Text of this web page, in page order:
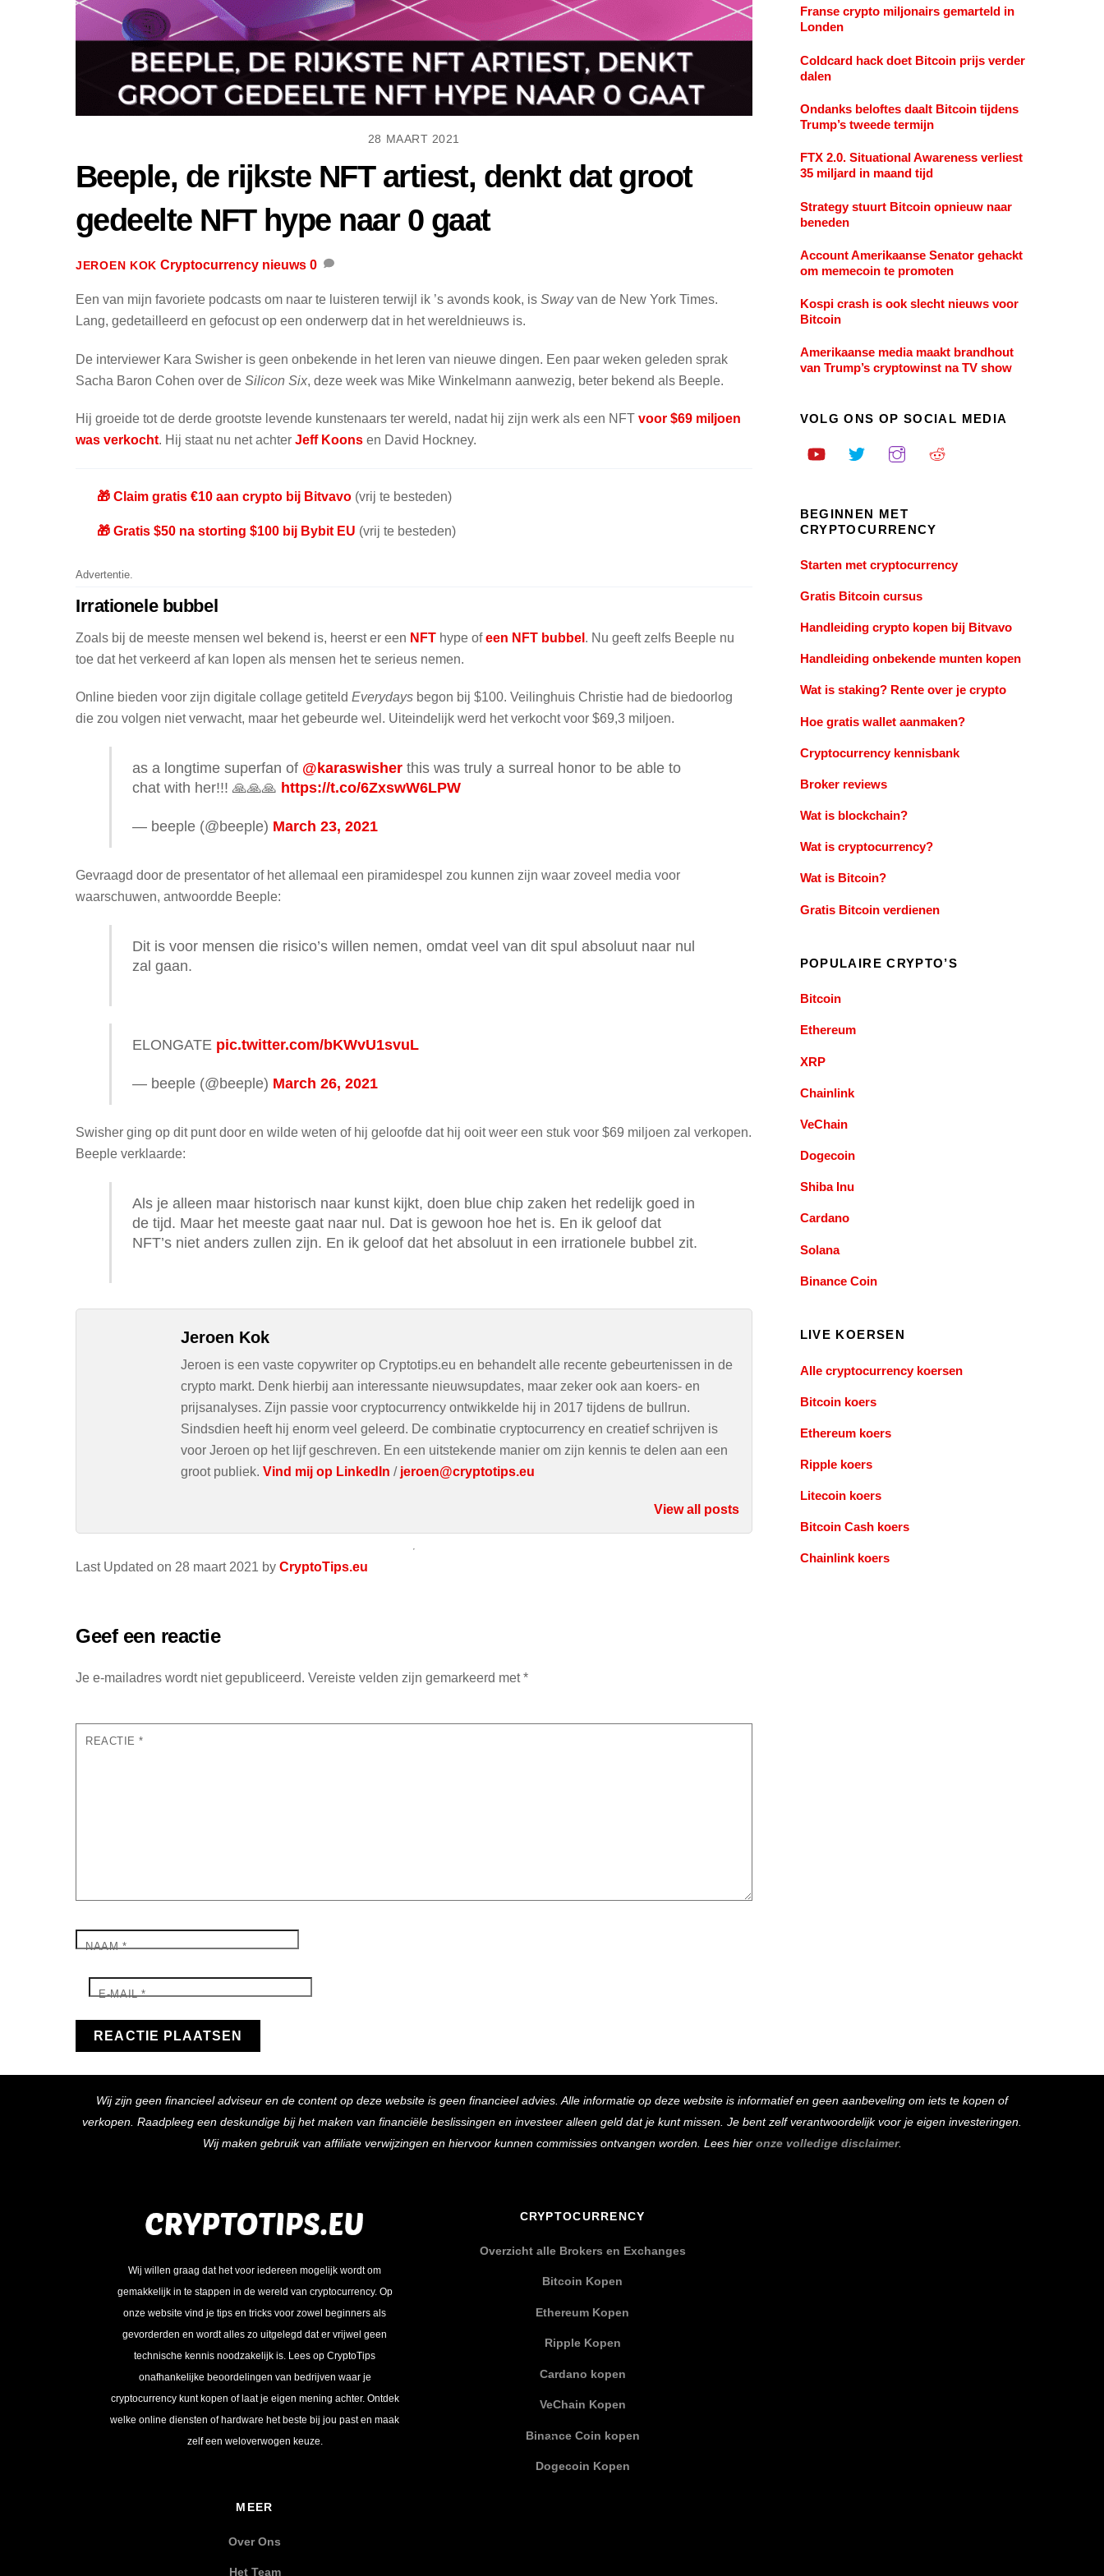
28 MAART 2021
Beeple, de rijkste NFT artiest, denkt dat groot
gedeelte NFT hype naar 0 gaat
JEROEN KOK Cryptocurrency nieuws 0
Last Updated on 28 maart 2021 by CryptoTips.eu
Jeroen Kok
Jeroen is een vaste copywriter op Cryptotips.eu en behandelt alle recente gebeurtenissen in de
crypto markt. Denk hierbij aan interessante nieuwsupdates, maar zeker ook aan koers- en
prijsanalyses. Zijn passie voor cryptocurrency ontwikkelde hij in 2017 tijdens de bullrun.
Sindsdien heeft hij enorm veel geleerd. De combinatie cryptocurrency en creatief schrijven is
voor Jeroen op het lijf geschreven. En een uitstekende manier om zijn kennis te delen aan een
groot publiek. Vind mij op LinkedIn / jeroen@cryptotips.eu
View all posts
Een van mijn favoriete podcasts om naar te luisteren terwijl ik ’s avonds kook, is Swayvan de New York Times.
Lang, gedetailleerd en gefocust op een onderwerp dat in het wereldnieuws is.
De interviewer Kara Swisher is geen onbekende in het leren van nieuwe dingen. Een paar weken geleden sprak
Sacha Baron Cohen over de Silicon Six, deze week was Mike Winkelmann aanwezig, beter bekend als Beeple.
Hij groeide tot de derde grootste levende kunstenaars ter wereld, nadat hij zijn werk als een NFT voor $69 miljoen
was verkocht. Hij staat nu net achter Jeff Koons en David Hockney.
🎁 Claim gratis €10 aan crypto bij Bitvavo(vrij te besteden)
🎁 Gratis $50 na storting $100 bij Bybit EU (vrij te besteden)
Advertentie.
Irrationele bubbel
Zoals bij de meeste mensen wel bekend is, heerst er een NFT hype ofeen NFT bubbel . Nu geeft zelfs Beeple nu
toe dat het verkeerd af kan lopen als mensen het te serieus nemen.
Online bieden voor zijn digitale collage getiteld Everydays begon bij $100. Veilinghuis Christie had de biedoorlog
die zou volgen niet verwacht, maar het gebeurde wel. Uiteindelijk werd het verkocht voor $69,3 miljoen.
as a longtime superfan of @karaswisherthis was truly a surreal honor to be able to
chat with her!!! 🙏🙏🙏 https://t.co/6ZxswW6LPW
— beeple (@beeple) March 23, 2021
Gevraagd door de presentator of het allemaal een piramidespel zou kunnen zijn waar zoveel media voor
waarschuwen, antwoordde Beeple:
Dit is voor mensen die risico’s willen nemen, omdat veel van dit spul absoluut naar nul
zal gaan.
ELONGATE pic.twitter.com/bKWvU1svuL
— beeple (@beeple) March 26, 2021
Swisher ging op dit punt door en wilde weten of hij geloofde dat hij ooit weer een stuk voor $69 miljoen zal verkopen.
Beeple verklaarde:
Als je alleen maar historisch naar kunst kijkt, doen blue chip zaken het redelijk goed in
de tijd. Maar het meeste gaat naar nul. Dat is gewoon hoe het is. En ik geloof dat
NFT’s niet anders zullen zijn. En ik geloof dat het absoluut in een irrationele bubbel zit.
Geef een reactie
Je e-mailadres wordt niet gepubliceerd. Vereiste velden zijn gemarkeerd met*
REACTIE*
NAAM*
E-MAIL*
Franse crypto miljonairs gemarteld in
Londen
Coldcard hack doet Bitcoin prijs verder
dalen
Ondanks beloftes daalt Bitcoin tijdens
Trump’s tweede termijn
FTX 2.0. Situational Awareness verliest
35 miljard in maand tijd
Strategy stuurt Bitcoin opnieuw naar
beneden
Account Amerikaanse Senator gehackt
om memecoin te promoten
Kospi crash is ook slecht nieuws voor
Bitcoin
Amerikaanse media maakt brandhout
van Trump’s cryptowinst na TV show
VOLG ONS OP SOCIAL MEDIA
BEGINNEN MET
CRYPTOCURRENCY
Starten met cryptocurrency
Gratis Bitcoin cursus
Handleiding crypto kopen bij Bitvavo
Handleiding onbekende munten kopen
Wat is staking? Rente over je crypto
Hoe gratis wallet aanmaken?
Cryptocurrency kennisbank
Broker reviews
Wat is blockchain?
Wat is cryptocurrency?
Wat is Bitcoin?
Gratis Bitcoin verdienen
POPULAIRE CRYPTO’S
Bitcoin
Ethereum
XRP
Chainlink
VeChain
Dogecoin
Shiba Inu
Cardano
Solana
Binance Coin
LIVE KOERSEN
Alle cryptocurrency koersen
Bitcoin koers
Ethereum koers
Ripple koers
Litecoin koers
Bitcoin Cash koers
Chainlink koers
To
Top
Wij zijn geen financieel adviseur en de content op deze website is geen financieel advies. Alle informatie op deze website is informatief en geen aanbeveling om iets te kopen of
verkopen. Raadpleeg een deskundige bij het maken van financiële beslissingen en investeer alleen geld dat je kunt missen. Je bent zelf verantwoordelijk voor je eigen investeringen.
Wij maken gebruik van affiliate verwijzingen en hiervoor kunnen commissies ontvangen worden. Lees hier onze volledige disclaimer.
Wij willen graag dat het voor iedereen mogelijk wordt om
gemakkelijk in te stappen in de wereld van cryptocurrency. Op
onze website vind je tips en tricks voor zowel beginners als
gevorderden en wordt alles zo uitgelegd dat er vrijwel geen
technische kennis noodzakelijk is. Lees op CryptoTips
onafhankelijke beoordelingen van bedrijven waar je
cryptocurrency kunt kopen of laat je eigen mening achter. Ontdek
welke online diensten of hardware het beste bij jou past en maak
zelf een weloverwogen keuze.
CRYPTOCURRENCY
Overzicht alle Brokers en Exchanges
Bitcoin Kopen
Ethereum Kopen
Ripple Kopen
Cardano kopen
VeChain Kopen
Binance Coin kopen
Dogecoin Kopen
MEER
Over Ons
Het Team